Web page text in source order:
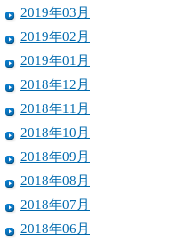
2019年03月
2019年02月
2019年01月
2018年12月
2018年11月
2018年10月
2018年09月
2018年08月
2018年07月
2018年06月